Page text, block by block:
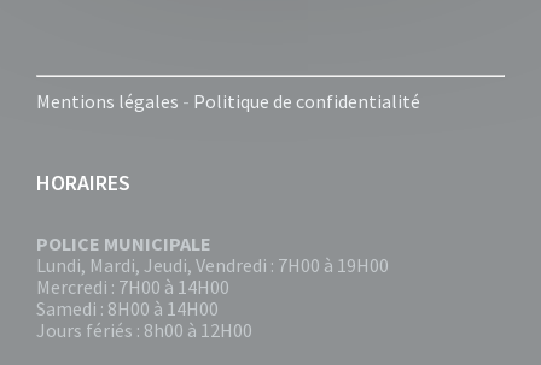
Mentions légales - Politique de confidentialité
HORAIRES
POLICE MUNICIPALE
Lundi, Mardi, Jeudi, Vendredi : 7H00 à 19H00
Mercredi : 7H00 à 14H00
Samedi : 8H00 à 14H00
Jours fériés : 8h00 à 12H00